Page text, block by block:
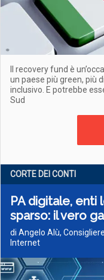
Il recovery fund è
un paese più green, più
inclusivo. E potrebbe
Sud
CORTE DEI CONTI
PA digitale, enti
sparso: il vero
di Angelo Alù,
Internet